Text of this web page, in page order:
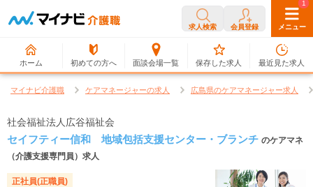
求人検索 会員登録 メニュー
ホーム 初めての方へ 面談会場一覧
0
保存した求人
1
最近見た求人
マイナビ介護職 ケアマネージャーの求人 広島県のケアマネージャー求人
社会福祉法人広谷福祉会
セイフティー信和 地域包括支援センター・ブランチ のケアマネ
（介護支援専門員）求人
正社員(正職員)